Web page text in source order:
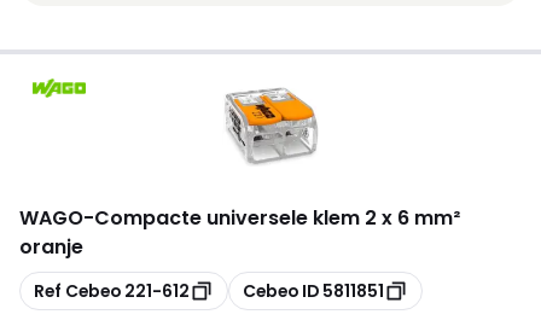
WAGO-Compacte universele klem 2 x 6 mm²
oranje
Kopiëren
Ref Cebeo 221-612 Kopiëren
Cebeo ID 5811851